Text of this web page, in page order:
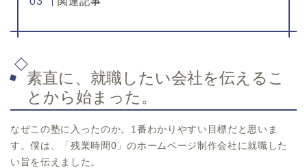
素直に、就職したい会社を伝えるこ
とから始まった。
なぜこの塾に入ったのか。1番わかりやすい目標だと思いま
す。僕は、「残業時間0」のホームページ制作会社に就職した
い旨を伝えました。